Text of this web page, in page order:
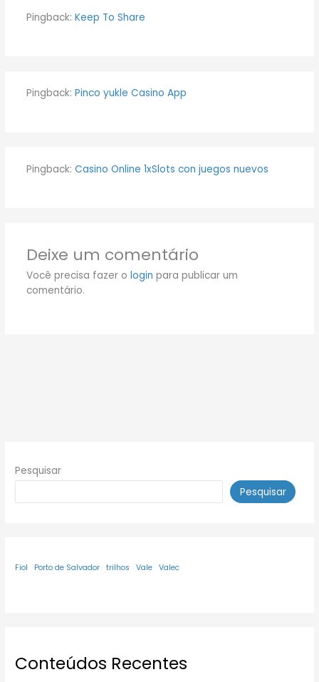
Pingback: Keep To Share
Pingback: Pinco yukle Casino App
Pingback: Casino Online 1xSlots con juegos nuevos
Deixe um comentário
Você precisa fazer o login para publicar um
comentário.
Pesquisar
Pesquisar
Fiol Porto de Salvador trilhos Vale Valec
Conteúdos Recentes